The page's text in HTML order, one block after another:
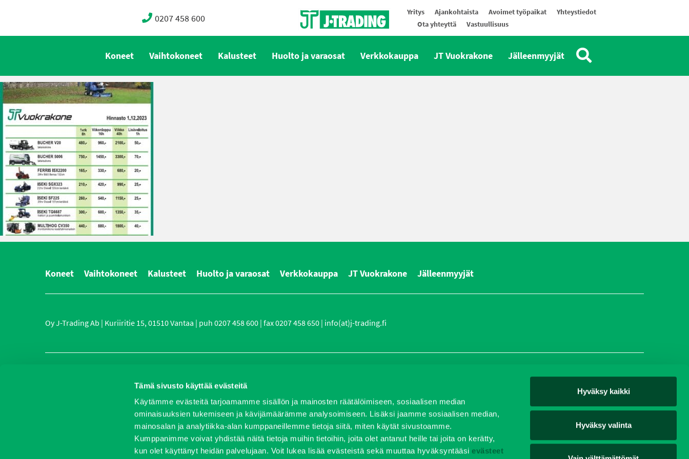
Tämä sivusto käyttää evästeitä
Käytämme evästeitä tarjoamamme sisällön ja mainosten räätälöimiseen, sosiaalisen median
ominaisuuksien tukemiseen ja kävijämäärämme analysoimiseen. Lisäksi jaamme sosiaalisen median,
mainosalan ja analytiikka-alan kumppaneillemme tietoja siitä, miten käytät sivustoamme.
Kumppanimme voivat yhdistää näitä tietoja muihin tietoihin, joita olet antanut heille tai joita on kerätty,
kun olet käyttänyt heidän palvelujaan. Voit lukea lisää evästeistä sekä muuttaa hyväksyntääsi evästeet
Hyväksy kaikki
Hyväksy valinta
0207 458 600 Yritys Ajankohtaista Avoimet työpaikat
Yhteystiedot
Ota yhteyttä
Vastuullisuus
Koneet Vaihtokoneet Kalusteet Huolto ja varaosat Verkkokauppa JT Vuokrakone Jälleenmyyjät
Koneet Vaihtokoneet Kalusteet Huolto ja varaosat Verkkokauppa JT Vuokrakone Jälleenmyyjät
Oy J-Trading Ab | Kuriiritie 15, 01510 Vantaa | puh 0207 458 600 | fax 0207 458 650 | info(at)j-trading.fi